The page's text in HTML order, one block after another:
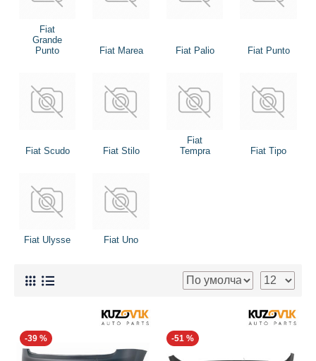
Fiat
Grande
Punto
Fiat Marea Fiat Palio Fiat Punto
Fiat Scudo Fiat Stilo
Fiat
Tempra
Fiat Tipo
Fiat Ulysse Fiat Uno
-39 % -51 %